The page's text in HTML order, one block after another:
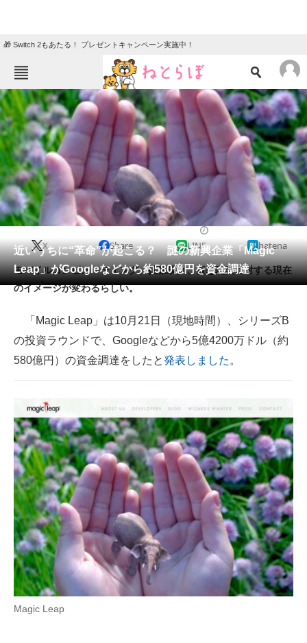
🎁 Switch 2もあたる！ プレゼントキャンペーン実施中！
ねとらぼメニュー
TOP ニュース
エンタメ クイズ
グルメ 地域
住まい 教育・育児
動物 リサーチ
会員記事
メディア
ITの今と未来を見通す
スマホと通信の最新トレンド
好きが集まる 比べて選べる
ビジネスと働き方のヒント
AI活用のいまが分かる
企業ITのトレンドを詳説
経営リーダーのコミュニティ
マーケ×ITの今がよく分かる
近いうちに“革命”が起こる？ 謎の新興企業「Magic
Leap」がGoogleなどから約580億円を資金調達
X Share LINE hatena
モバイルコンピューティング、拡張現実、仮想現実に対する現在
のイメージが変わるらしい。
「Magic Leap」は10月21日（現地時間）、シリーズB
の投資ラウンドで、Googleなどから5億4200万ドル（約
580億円）の資金調達をしたと発表しました 。
Magic Leap